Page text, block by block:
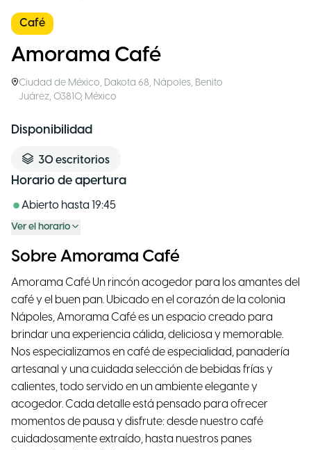
Café
Amorama Café
Ciudad de México, Dakota 68, Nápoles, Benito
Juárez, 03810, México
Disponibilidad
30escritorios
Horario de apertura
Abierto hasta 19:45
Ver el horario
Sobre Amorama Café
Amorama Café Un rincón acogedor para los amantes del
café y el buen pan. Ubicado en el corazón de la colonia
Nápoles, Amorama Café es un espacio creado para
brindar una experiencia cálida, deliciosa y memorable.
Nos especializamos en café de especialidad, panadería
artesanal y una cuidada selección de bebidas frías y
calientes, todo servido en un ambiente elegante y
acogedor. Cada detalle está pensado para ofrecer
momentos de pausa y disfrute: desde nuestro café
cuidadosamente extraído, hasta nuestros panes